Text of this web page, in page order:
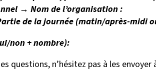
→ Nom de l’organisation :
de la journée (matin/après-midi
non + nombre):
questions, n’hésitez pas à les